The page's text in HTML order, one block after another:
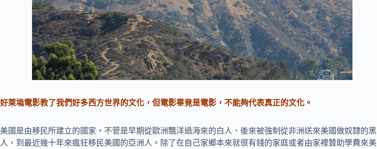
好萊塢電影教了我們好多西方世界的文化，但電影畢竟是電影，不能夠代表真正的文化。
美國是由移民所建立的國家，不管是早期從歐洲飄洋過海來的白人、後來被強制從非洲送來美國做奴隸的黑
人，到最近幾十年來瘋狂移民美國的亞洲人。除了在自己家鄉本來就很有錢的家庭或者由家裡贊助學費來美